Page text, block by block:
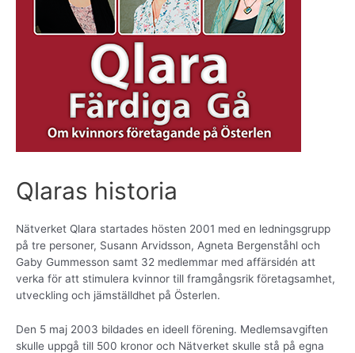
Qlaras historia
Nätverket Qlara startades hösten 2001 med en ledningsgrupp
på tre personer, Susann Arvidsson, Agneta Bergenståhl och
Gaby Gummesson samt 32 medlemmar med affärsidén att
verka för att stimulera kvinnor till framgångsrik företagsamhet,
utveckling och jämställdhet på Österlen.
Den 5 maj 2003 bildades en ideell förening. Medlemsavgiften
skulle uppgå till 500 kronor och Nätverket skulle stå på egna